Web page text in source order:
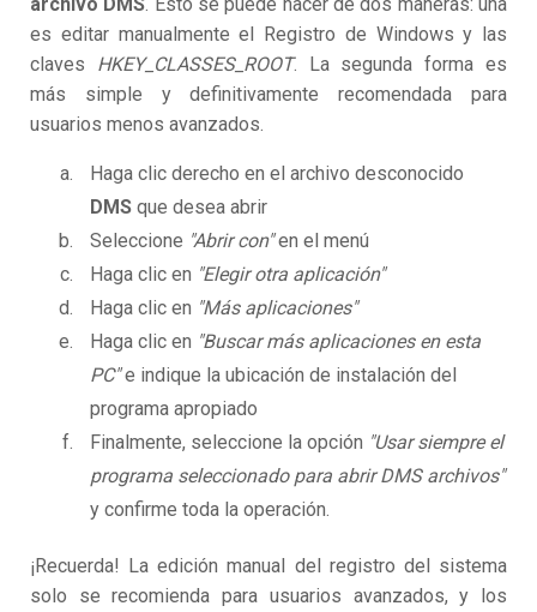
es editar manualmente el Registro de Windows y las
claves HKEY_CLASSES_ROOT. La segunda forma es
más simple y definitivamente recomendada para
usuarios menos avanzados.
Haga clic derecho en el archivo desconocido
DMS que desea abrir
Seleccione "Abrir con"en el menú
Haga clic en "Elegir otra aplicación"
Haga clic en "Más aplicaciones"
Haga clic en "Buscar más aplicaciones en esta
PC"e indique la ubicación de instalación del
programa apropiado
Finalmente, seleccione la opción "Usar siempre el
programa seleccionado para abrir DMS archivos"
y confirme toda la operación.
¡Recuerda! La edición manual del registro del sistema
solo se recomienda para usuarios avanzados, y los